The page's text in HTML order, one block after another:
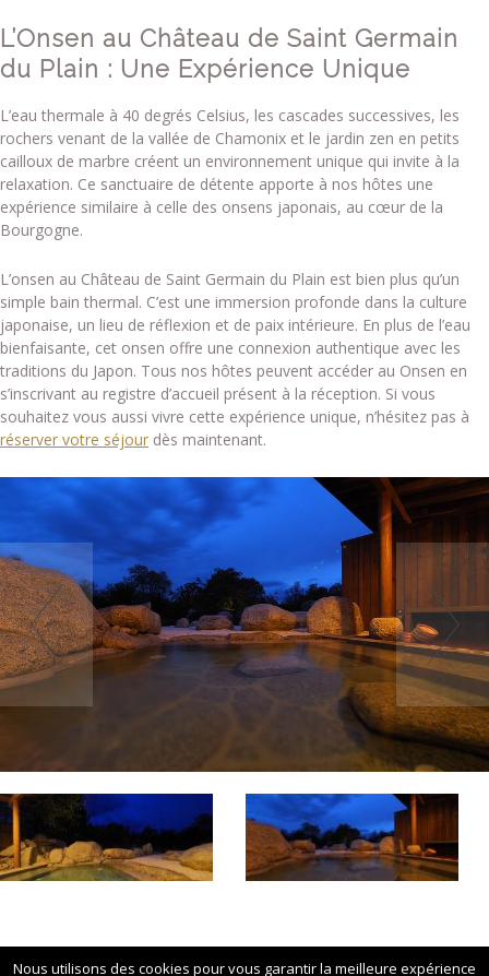
L’Onsen au Château de Saint Germain
du Plain : Une Expérience Unique
L’eau thermale à 40 degrés Celsius, les cascades successives, les
rochers venant de la vallée de Chamonix et le jardin zen en petits
cailloux de marbre créent un environnement unique qui invite à la
relaxation. Ce sanctuaire de détente apporte à nos hôtes une
expérience similaire à celle des onsens japonais, au cœur de la
Bourgogne.
L’onsen au Château de Saint Germain du Plain est bien plus qu’un
simple bain thermal. C’est une immersion profonde dans la culture
japonaise, un lieu de réflexion et de paix intérieure. En plus de l’eau
bienfaisante, cet onsen offre une connexion authentique avec les
traditions du Japon. Tous nos hôtes peuvent accéder au Onsen en
s’inscrivant au registre d’accueil présent à la réception. Si vous
souhaitez vous aussi vivre cette expérience unique, n’hésitez pas à
réserver votre séjour dès maintenant.
L'ABUS D'ALCOOL EST DANGEREUX POUR LA SANTÉ. À
Nous utilisons des cookies pour vous garantir la meilleure expérience